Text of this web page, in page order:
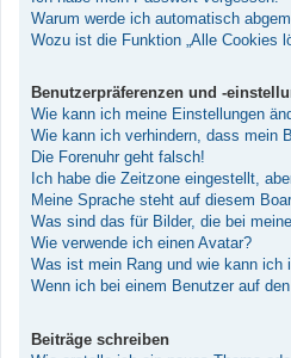
Warum werde ich automatisch
Wozu ist die Funktion „Alle Cookies
Benutzerpräferenzen und -
Wie kann ich meine Einstellungen
Wie kann ich verhindern, dass mein
Die Forenuhr geht falsch!
Ich habe die Zeitzone eingestellt,
Meine Sprache steht auf diesem
Was sind das für Bilder, die bei
Wie verwende ich einen Avatar?
Was ist mein Rang und wie kann ich
Wenn ich bei einem Benutzer auf
Beiträge schreiben